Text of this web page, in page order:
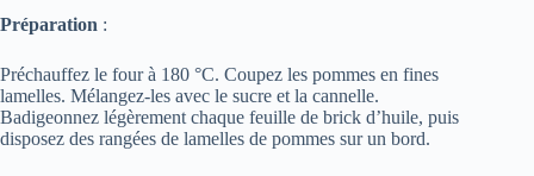
Préparation :
Préchauffez le four à 180 °C. Coupez les pommes en fines
lamelles. Mélangez-les avec le sucre et la cannelle.
Badigeonnez légèrement chaque feuille de brick d’huile, puis
disposez des rangées de lamelles de pommes sur un bord.